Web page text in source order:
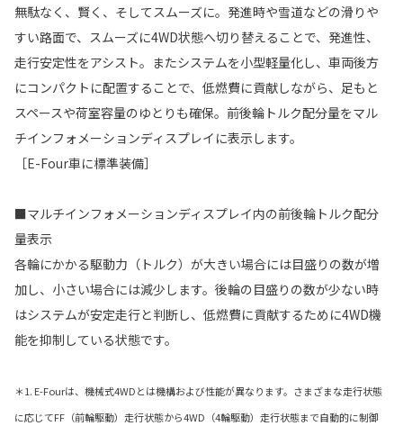
無駄なく、賢く、そしてスムーズに。発進時や雪道などの滑りや
すい路面で、スムーズに4WD状態へ切り替えることで、発進性、
走行安定性をアシスト。またシステムを小型軽量化し、車両後方
にコンパクトに配置することで、低燃費に貢献しながら、足もと
スペースや荷室容量のゆとりも確保。前後輪トルク配分量をマル
チインフォメーションディスプレイに表示します。
［E-Four車に標準装備］
■マルチインフォメーションディスプレイ内の前後輪トルク配分
量表示
各輪にかかる駆動力（トルク）が大きい場合には目盛りの数が増
加し、小さい場合には減少します。後輪の目盛りの数が少ない時
はシステムが安定走行と判断し、低燃費に貢献するために4WD機
能を抑制している状態です。
＊1. E-Fourは、機械式4WDとは機構および性能が異なります。さまざまな走行状態
に応じてFF（前輪駆動）走行状態から4WD（4輪駆動）走行状態まで自動的に制御